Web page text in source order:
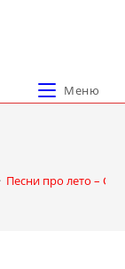
Меню
Песни про лето –